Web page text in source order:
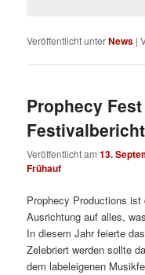
Veröffentlicht unterNews |
Prophecy
Festivalbericht
Veröffentlicht am13.
Frühauf
Prophecy Productions
Ausrichtung auf alles,
In diesem Jahr feierte
Zelebriert werden sollte
dem labeleigenen